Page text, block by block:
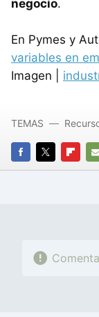
negocio.
En Pymes y
variables en
Imagen |
FACEBOOK
TWITTER
TEMAS